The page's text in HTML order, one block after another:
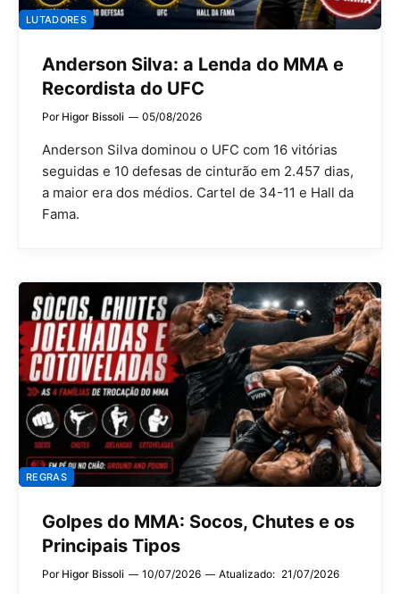
LUTADORES
Anderson Silva: a Lenda do MMA e
Recordista do UFC
Por Higor Bissoli 05/08/2026
Anderson Silva dominou o UFC com 16 vitórias
seguidas e 10 defesas de cinturão em 2.457 dias,
a maior era dos médios. Cartel de 34-11 e Hall da
Fama.
REGRAS
Golpes do MMA: Socos, Chutes e os
Principais Tipos
Por Higor Bissoli 10/07/2026 Atualizado: 21/07/2026